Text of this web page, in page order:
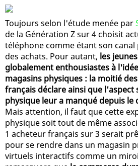
Toujours selon l'étude menée par
de la Génération Z sur 4 choisit
téléphone comme étant son
des achats. Pour autant, les
globalement enthousiastes à
magasins physiques : la moitié
français déclare ainsi que l'aspect
physique leur a manqué depuis le
Mais attention, il faut que cette
physique soit tout de même
1 acheteur français sur 3 serait
pour se rendre dans un magasin
virtuels interactifs comme un